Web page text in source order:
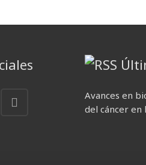
Avances en
del cáncer en